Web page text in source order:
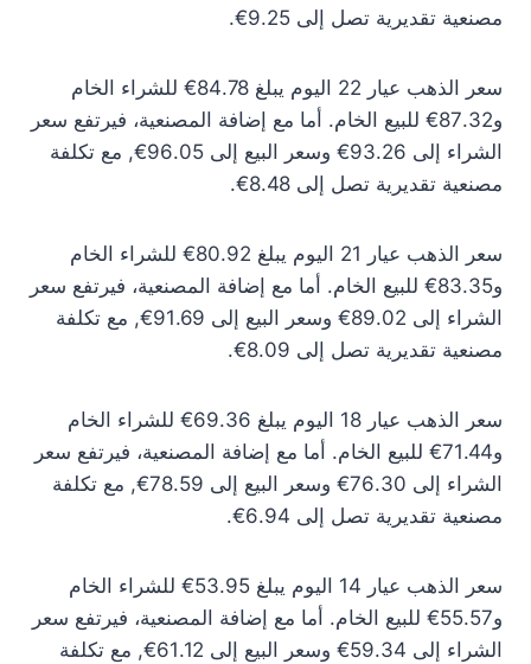
مصنعية تقديرية تصل إلى 9.25€.
سعر الذهب عيار 22 اليوم يبلغ 84.78€ للشراء الخام
و87.32€ للبيع الخام. أما مع إضافة المصنعية، فيرتفع سعر
الشراء إلى 93.26€ وسعر البيع إلى 96.05€, مع تكلفة
مصنعية تقديرية تصل إلى 8.48€.
سعر الذهب عيار 21 اليوم يبلغ 80.92€ للشراء الخام
و83.35€ للبيع الخام. أما مع إضافة المصنعية، فيرتفع سعر
الشراء إلى 89.02€ وسعر البيع إلى 91.69€, مع تكلفة
مصنعية تقديرية تصل إلى 8.09€.
سعر الذهب عيار 18 اليوم يبلغ 69.36€ للشراء الخام
و71.44€ للبيع الخام. أما مع إضافة المصنعية، فيرتفع سعر
الشراء إلى 76.30€ وسعر البيع إلى 78.59€, مع تكلفة
مصنعية تقديرية تصل إلى 6.94€.
سعر الذهب عيار 14 اليوم يبلغ 53.95€ للشراء الخام
و55.57€ للبيع الخام. أما مع إضافة المصنعية، فيرتفع سعر
الشراء إلى 59.34€ وسعر البيع إلى 61.12€, مع تكلفة